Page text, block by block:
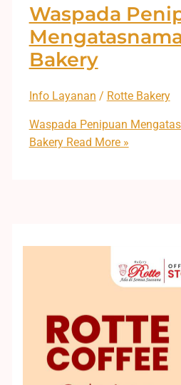
Waspada
Bakery
Info Layanan / Rotte Bakery
Waspada Penipuan
BakeryRead More »